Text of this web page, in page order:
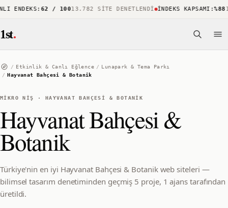
ENDEKS:62 / 10013.782 SITE DENETLENDI İNDEKS KAPSAMI:%88
1st.
/ Etkinlik & Canlı Eğlence / Lunapark & Tema Parkı
/ Hayvanat Bahçesi & Botanik
MIKRO NIŞ · HAYVANAT BAHÇESI & BOTANIK
Hayvanat Bahçesi &
Botanik
Türkiye'nin en iyi Hayvanat Bahçesi & Botanik web siteleri —
bilimsel tasarım denetiminden geçmiş 5 proje, 1 ajans tarafından
üretildi.